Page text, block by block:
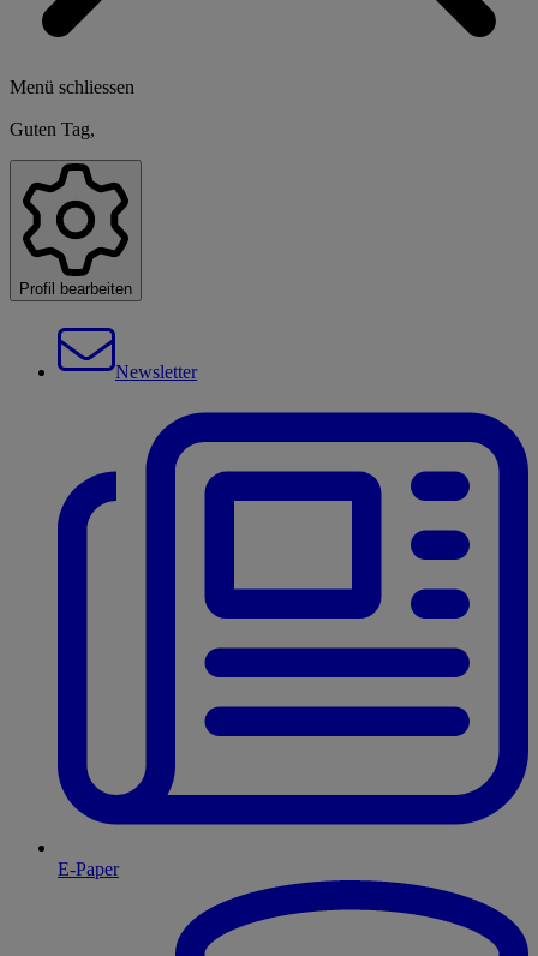
Menü schliessen
Guten Tag,
Profil bearbeiten
Newsletter
E-Paper